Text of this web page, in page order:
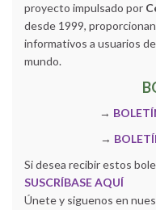
proyecto impulsado por
desde 1999,
informativos a usuarios
mundo.
→
→
Si desea recibir estos
SUSCRÍBASE AQUÍ
Únete y siguenos en